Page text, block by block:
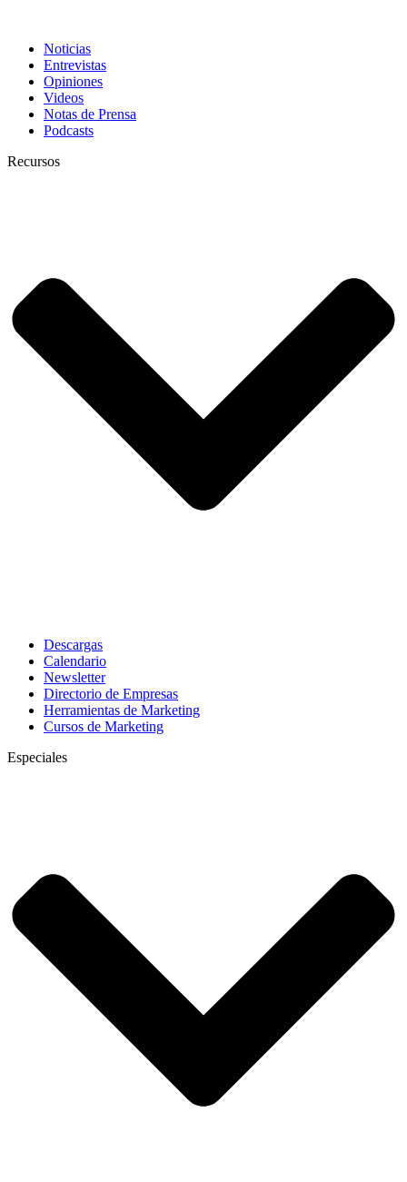
Noticias
Entrevistas
Opiniones
Videos
Notas de Prensa
Podcasts
Recursos
Descargas
Calendario
Newsletter
Directorio de Empresas
Herramientas de Marketing
Cursos de Marketing
Especiales